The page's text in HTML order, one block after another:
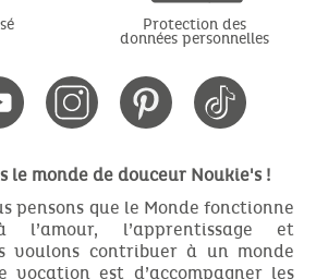
Protection des
données personnelles
le monde de douceur Noukie's !
pensons que le Monde fonctionne
l’apprentissage et
voulons contribuer à un monde
vocation est d’accompagner les